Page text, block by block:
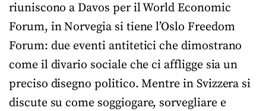
riuniscono a Davos per il World Economic
Forum, in Norvegia si tiene l’Oslo Freedom
Forum: due eventi antitetici che dimostrano
come il divario sociale che ci affligge sia un
preciso disegno politico. Mentre in Svizzera si
discute su come soggiogare, sorvegliare e